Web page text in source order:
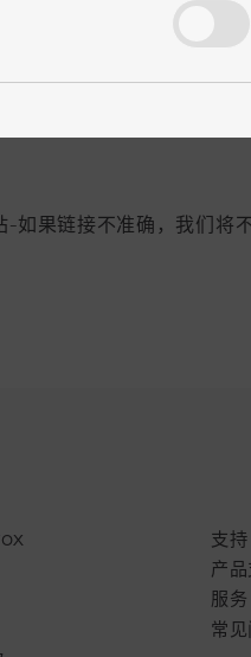
览器设置更改为不接
说明，直接从最常用的
如果链接不准确，我们将
支持
产
服务
常